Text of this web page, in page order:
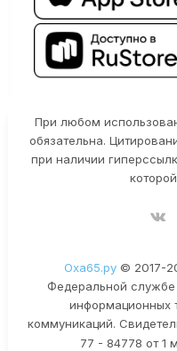
При любом
обязательна.
при наличии
Оха65.ру© 2017-
Федеральной
информационных
коммуникаций.
77 - 84778 от 1